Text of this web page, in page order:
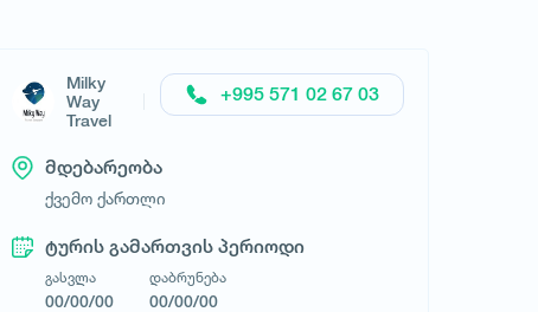
Milky Way Travel
Milky
Way
Travel
+995 571 02 67 03
მდებარეობა
ქვემო ქართლი
ტურის გამართვის პერიოდი
გასვლა
00/00/00
დაბრუნება
00/00/00